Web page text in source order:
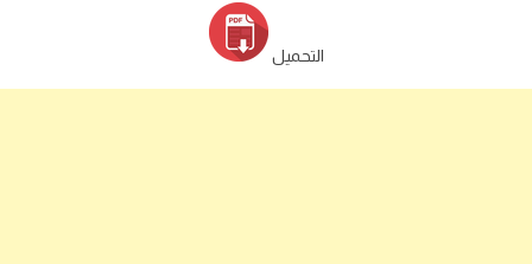
التحميل